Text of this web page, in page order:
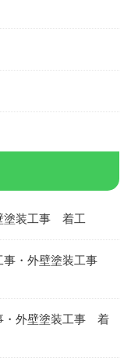
塗装工事 着工
事・外壁塗装工事
・外壁塗装工事 着